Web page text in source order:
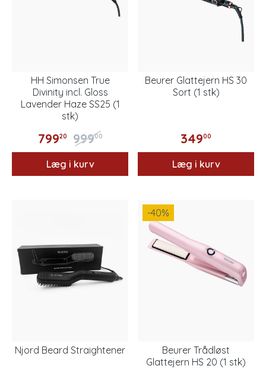
HH Simonsen True
Divinity incl. Gloss
Lavender Haze SS25 (1
stk)
79920 99900
Læg i kurv
Beurer Glattejern HS 30
Sort (1 stk)
34900
Læg i kurv
Njord Beard Straightener
-40%
Beurer Trådløst
Glattejern HS 20 (1 stk)